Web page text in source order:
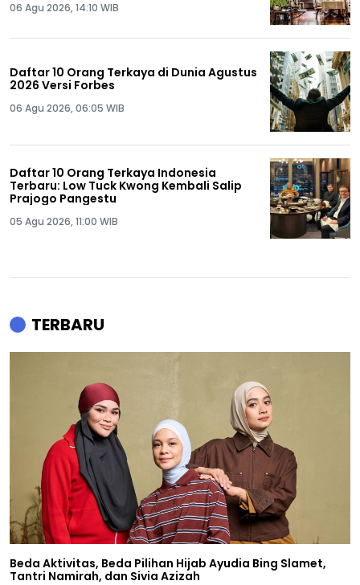
06 Agu 2026, 14:10 WIB
Daftar 10 Orang Terkaya di Dunia Agustus
2026 Versi Forbes
06 Agu 2026, 06:05 WIB
Daftar 10 Orang Terkaya Indonesia
Terbaru: Low Tuck Kwong Kembali Salip
Prajogo Pangestu
05 Agu 2026, 11:00 WIB
TERBARU
Beda Aktivitas, Beda Pilihan Hijab Ayudia Bing Slamet,
Tantri Namirah, dan Sivia Azizah